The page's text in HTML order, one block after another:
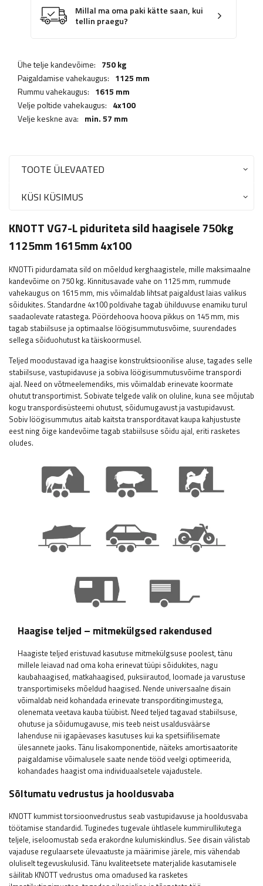
Millal ma oma paki kätte saan, kui
tellin praegu?
Ühe telje kandevõime: 750 kg
Paigaldamise vahekaugus: 1125 mm
Rummu vahekaugus: 1615 mm
Velje poltide vahekaugus: 4x100
Velje keskne ava: min. 57 mm
TOOTE ÜLEVAATED
KÜSI KÜSIMUS
KNOTT VG7-L piduriteta sild haagisele 750kg
1125mm 1615mm 4x100
KNOTTi pidurdamata sild on mõeldud kerghaagistele, mille maksimaalne
kandevõime on 750 kg. Kinnitusavade vahe on 1125 mm, rummude
vahekaugus on 1615 mm, mis võimaldab lihtsat paigaldust laias valikus
sõidukites. Standardne 4x100 poldivahe tagab ühilduvuse enamiku turul
saadaolevate ratastega. Pöördehoova hoova pikkus on 145 mm, mis
tagab stabiilsuse ja optimaalse löögisummutusvõime, suurendades
sellega sõiduohutust ka täiskoormusel.
Teljed moodustavad iga haagise konstruktsioonilise aluse, tagades selle
stabiilsuse, vastupidavuse ja sobiva löögisummutusvõime transpordi
ajal. Need on võtmeelemendiks, mis võimaldab erinevate koormate
ohutut transportimist. Sobivate telgede valik on oluline, kuna see mõjutab
kogu transpordisüsteemi ohutust, sõidumugavust ja vastupidavust.
Sobiv löögisummutus aitab kaitsta transporditavat kaupa kahjustuste
eest ning õige kandevõime tagab stabiilsuse sõidu ajal, eriti rasketes
oludes.
Haagise teljed – mitmekülgsed rakendused
Haagiste teljed eristuvad kasutuse mitmekülgsuse poolest, tänu
millele leiavad nad oma koha erinevat tüüpi sõidukites, nagu
kaubahaagised, matkahaagised, puksiirautod, loomade ja varustuse
transportimiseks mõeldud haagised. Nende universaalne disain
võimaldab neid kohandada erinevate transporditingimustega,
olenemata veetava kauba tüübist. Need teljed tagavad stabiilsuse,
ohutuse ja sõidumugavuse, mis teeb neist usaldusväärse
lahenduse nii igapäevases kasutuses kui ka spetsiifilisemate
ülesannete jaoks. Tänu lisakomponentide, näiteks amortisaatorite
paigaldamise võimalusele saate nende tööd veelgi optimeerida,
kohandades haagist oma individuaalsetele vajadustele.
Sõltumatu vedrustus ja hooldusvaba
KNOTT kummist torsioonvedrustus seab vastupidavuse ja hooldusvaba
töötamise standardid. Tuginedes tugevale ühtlasele kummirullikutega
teljele, iseloomustab seda erakordne kulumiskindlus. See disain välistab
vajaduse regulaarsete ülevaatuste ja määrimise järele, mis vähendab
oluliselt tegevuskulusid. Tänu kvaliteetsete materjalide kasutamisele
säilitab KNOTT vedrustus oma omadused ka rasketes